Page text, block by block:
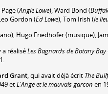
(Angie Lowe),Ward Bond (
Gordon (Ed Lowe),Tom Irish (le
, Hugo Friedhofer(musique),
a réaliséLes Bagnards de Botany Bay
Grant, qui avait déjà écrit The
etL'Ange et le mauvais garcon en